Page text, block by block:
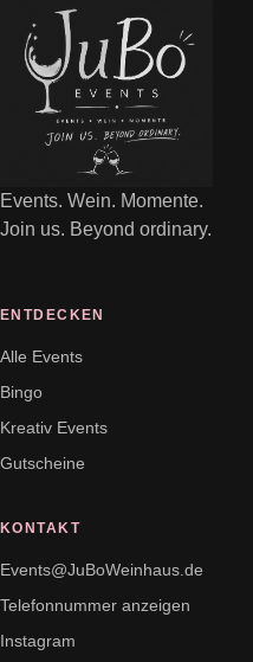
Events. Wein. Momente.
Join us. Beyond ordinary.
ENTDECKEN
Alle Events
Bingo
Kreativ Events
Gutscheine
KONTAKT
Events@JuBoWeinhaus.de
Telefonnummer anzeigen
Instagram